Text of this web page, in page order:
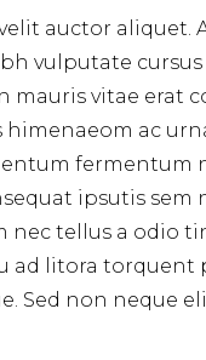
auctor
vulputate
mauris vitae erat
ac
fermentum
ipsutis
nec tellus a odio
ad litora
Sed non neque